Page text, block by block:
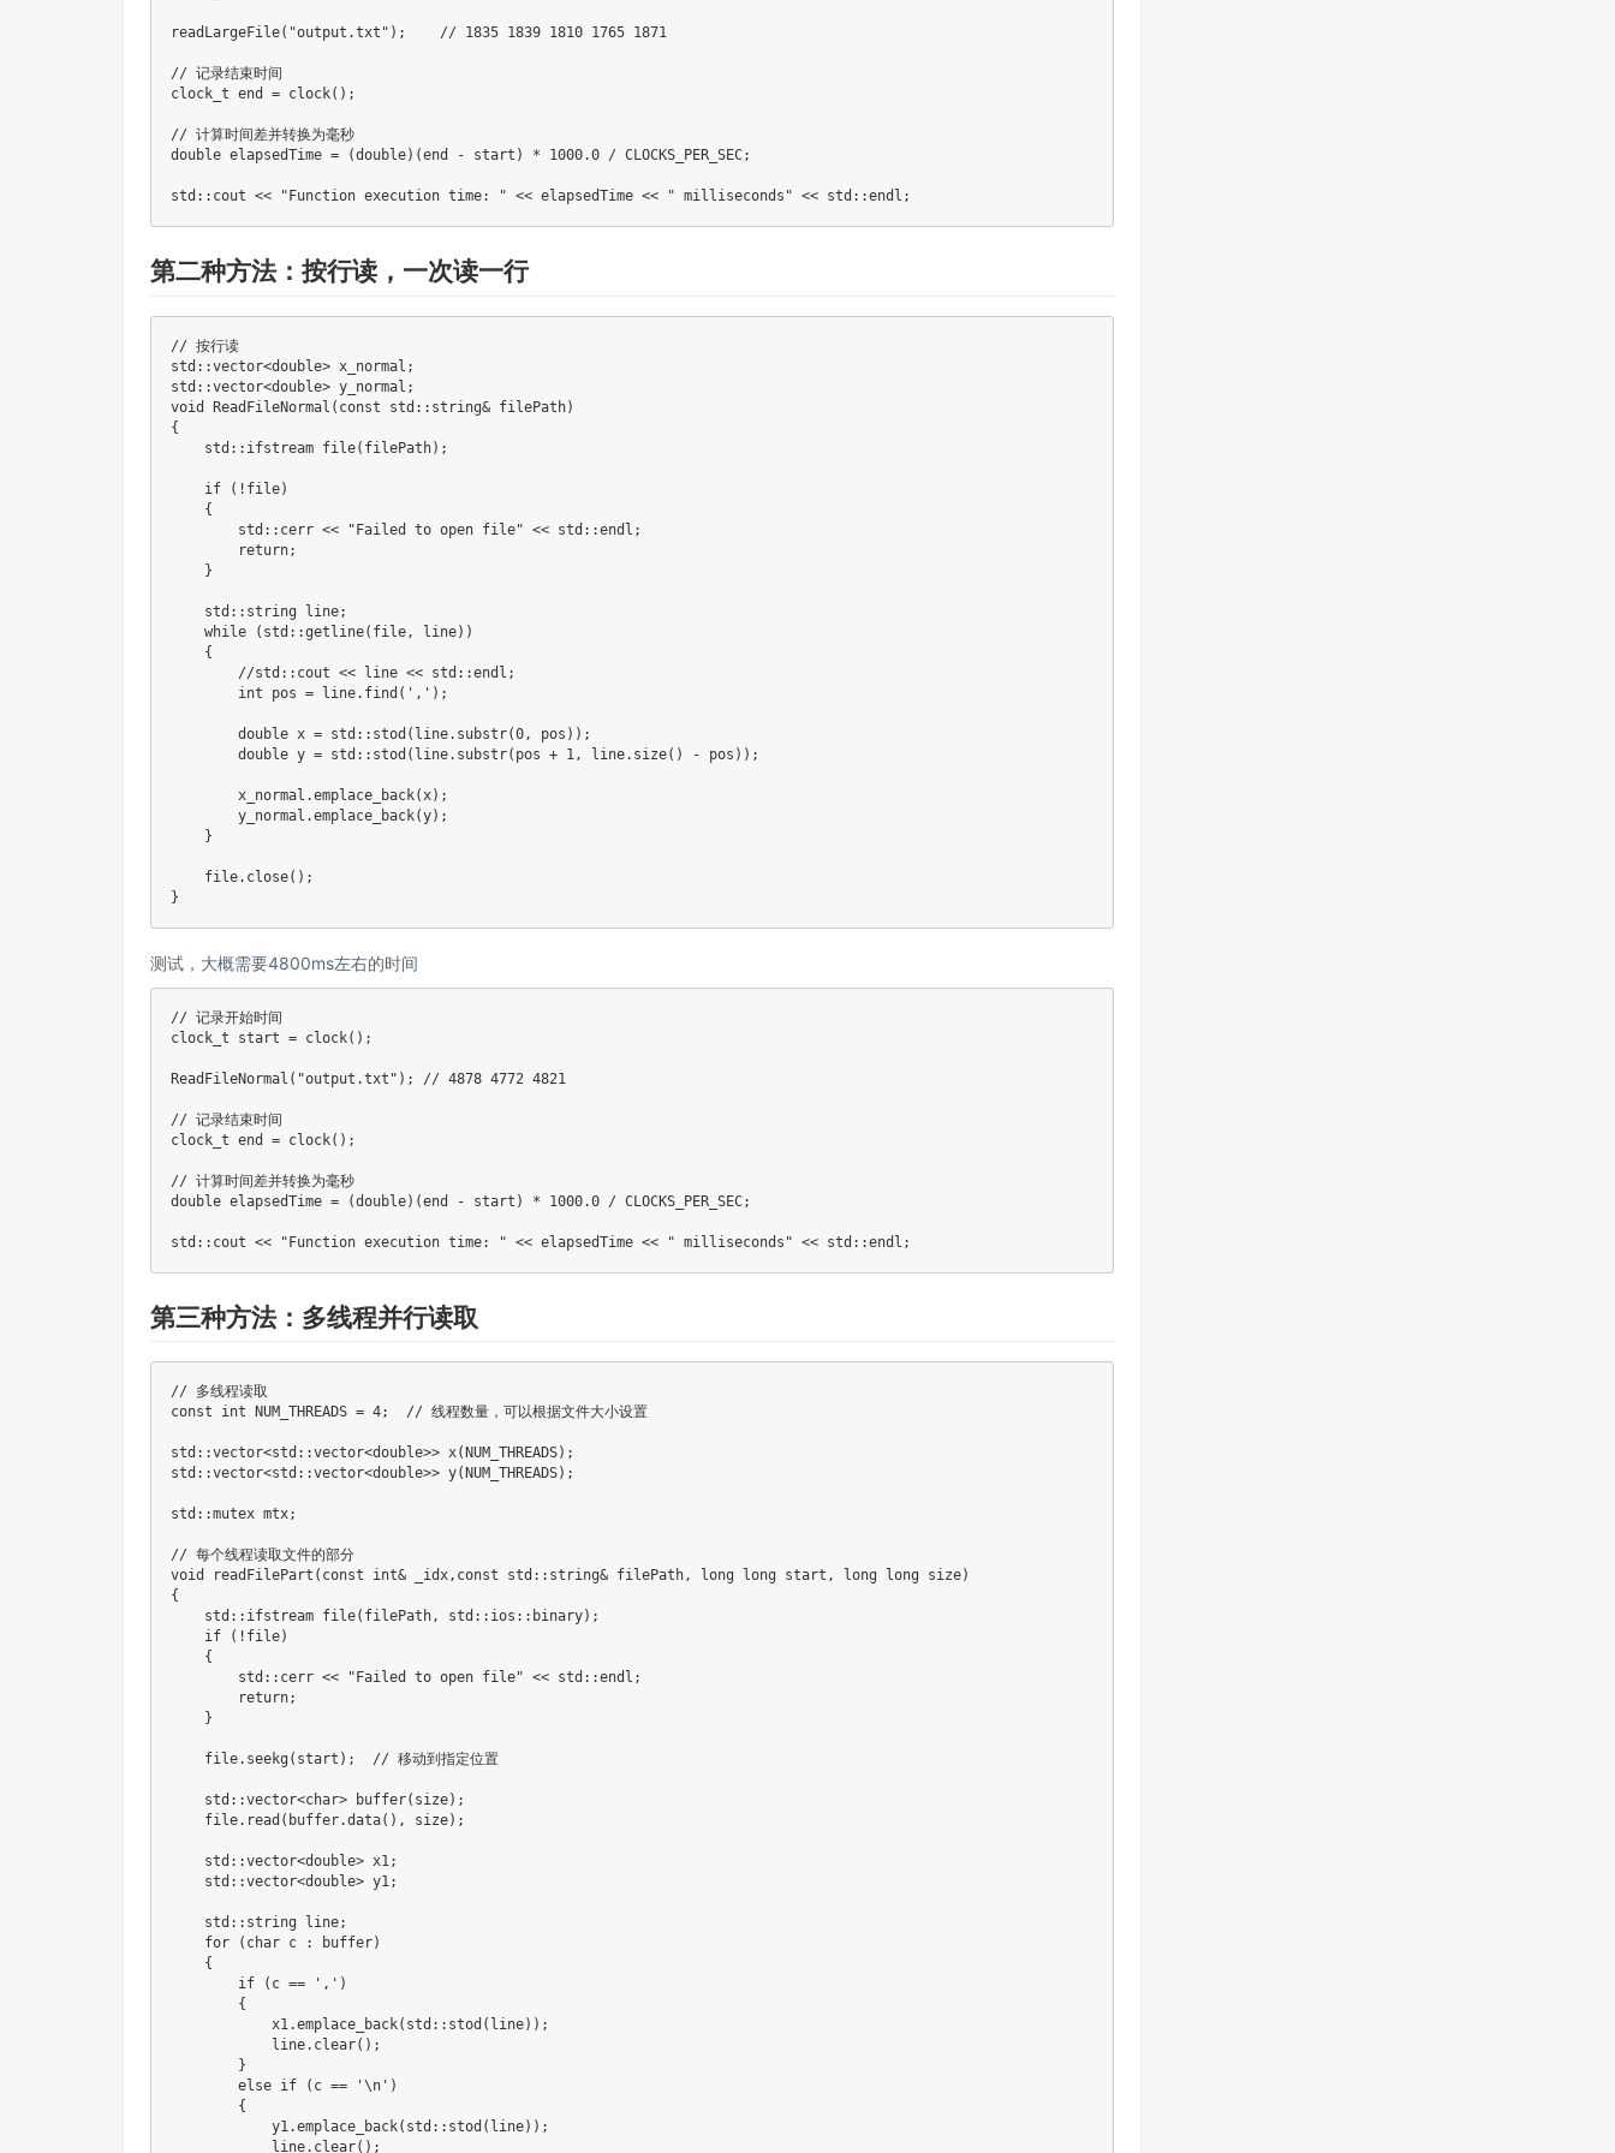
readLargeFile( "output.txt" ) ; // 1835 1839 1810 1765 1871
// 记录结束时间
clock_t end = clock( ) ;
// 计算时间差并转换为毫秒
double elapsedTime = (double) (end - start ) * 1000.0 / CLOCKS_PER_SEC;
std :: cout << "Function execution time: " << elapsedTime << " milliseconds" << std ::endl ;
第二种方法：按行读，一次读一行
// 按行读
std ::vector<double> x_normal ;
std ::vector<double> y_normal ;
void
ReadFileNormal ( const std :: string& filePath)
{
    std
:: ifstream file( filePath) ;
if ( ! file)
{
        std
:: cerr << "Failed to open file" << std ::endl ;
return;
}
    std
:: string line;
while
( std ::getline( file , line) )
{
//std::cout << line << std::endl;
int pos = line. find ( ',' ) ;
double x = std :: stod ( line. substr(0 , pos ) ) ;
double y = std :: stod ( line. substr( pos + 1 , line. size( ) - pos ) ) ;
        x_normal
.emplace_back( x) ;
        y_normal
.emplace_back(y) ;
}
    file
. close( ) ;
}
测试，大概需要4800ms左右的时间
// 记录开始时间
clock_t start = clock( ) ;
ReadFileNormal ( "output.txt" ) ; // 4878 4772 4821
// 记录结束时间
clock_t end = clock( ) ;
// 计算时间差并转换为毫秒
double elapsedTime = (double) (end - start ) * 1000.0 / CLOCKS_PER_SEC;
std :: cout << "Function execution time: " << elapsedTime << " milliseconds" << std ::endl ;
第三种方法：多线程并行读取
// 多线程读取
const
int NUM_THREADS = 4; // 线程数量，可以根据文件大小设置
std ::vector<std ::vector<double>> x(NUM_THREADS) ;
std ::vector<std ::vector<double>> y(NUM_THREADS) ;
std ::mutex mtx;
// 每个线程读取文件的部分
void
readFilePart ( const int& _idx, const std :: string& filePath, long long start , long long size)
{
    std
:: ifstream file( filePath, std :: ios :: binary) ;
if
( ! file)
{
        std
:: cerr << "Failed to open file" << std ::endl ;
return;
}
    file
. seekg ( start ) ; // 移动到指定位置
    std
::vector<char> buffer( size) ;
    file
. read ( buffer.data( ) , size) ;
    std
::vector<double> x1;
    std
::vector<double> y1;
    std
:: string line;
for
( char c : buffer)
{
if
( c == ',' )
{
            x1
.emplace_back( std :: stod ( line) ) ;
            line
. clear( ) ;
}
else if ( c == '\n' )
{
            y1
.emplace_back( std :: stod ( line) ) ;
            line
. clear( ) ;